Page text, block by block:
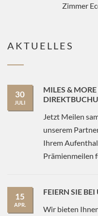
Zimmer
AKTUELLES
30
JULI
MILES &
Jetzt Meilen
unserem
Ihrem
Prämienmeilen
15
APR.
FEIERN SIE BEI
Wir bieten